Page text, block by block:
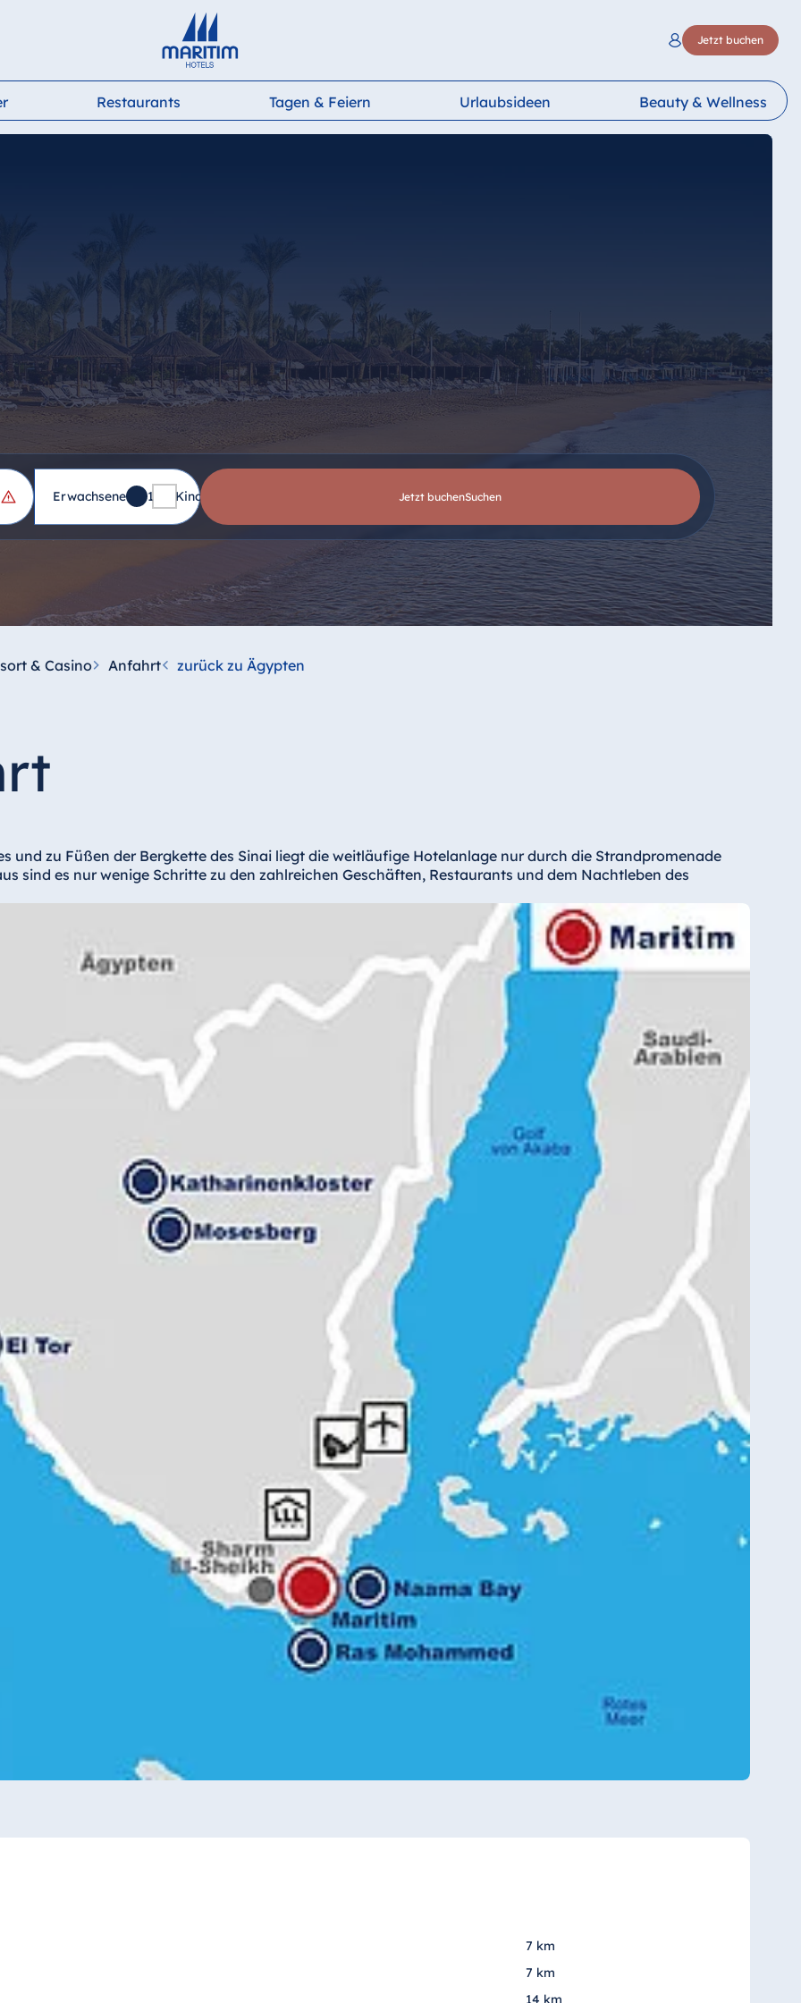
Jetzt buchen
Restaurants Tagen & Feiern Urlaubsideen Beauty & Wellness
Erwachsene 1 Kinder Jetzt buchen suchen
& Casino Anfahrt zurück zu Ägypten
und zu Füßen der Bergkette des Sinai liegt die weitläufige Hotelanlage nur durch die Strandpromenade
sind es nur wenige Schritte zu den zahlreichen Geschäften, Restaurants und dem Nachtleben des
7 km
7 km
14 km